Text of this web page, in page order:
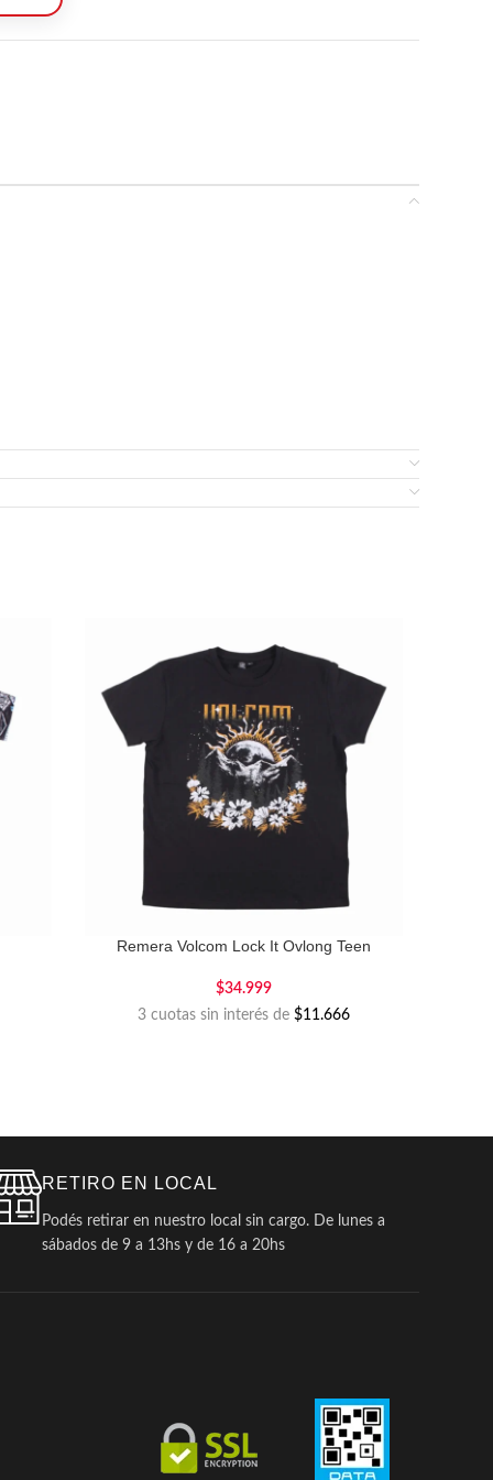
Remera Volcom Lock It Ovlong Teen
$34.999
3 cuotas sin interés de $11.666
RETIRO EN LOCAL
Podés retirar en nuestro local sin cargo. De lunes a
sábados de 9 a 13hs y de 16 a 20hs